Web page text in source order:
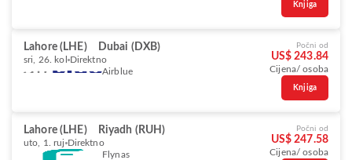
Knjiga
Lahore (LHE) Dubai (DXB)
sri, 26. kol Direktno
Airblue
Počni od
US$ 243.84
Cijena/ osoba
Knjiga
Lahore (LHE) Riyadh (RUH)
uto, 1. ruj Direktno
Flynas
Počni od
US$ 247.58
Cijena/ osoba